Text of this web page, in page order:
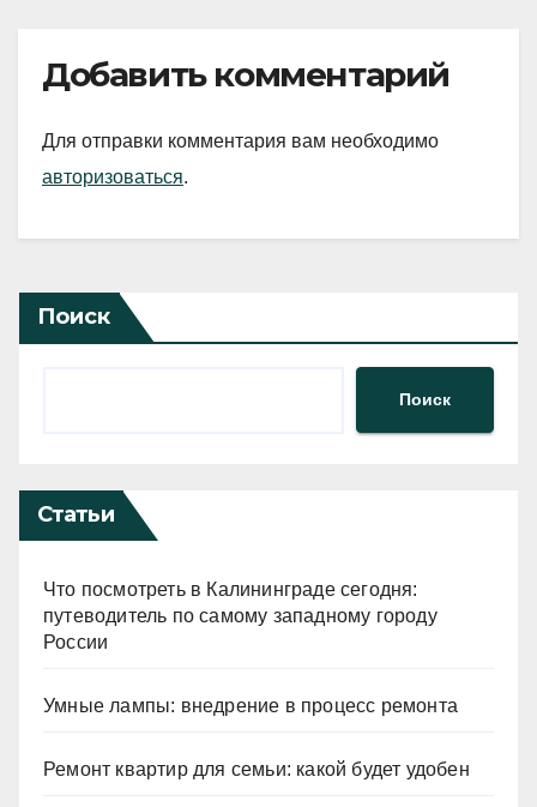
Добавить комментарий
Для отправки комментария вам необходимо
авторизоваться.
Поиск
Поиск
Статьи
Что посмотреть в Калининграде сегодня:
путеводитель по самому западному городу
России
Умные лампы: внедрение в процесс ремонта
Ремонт квартир для семьи: какой будет удобен